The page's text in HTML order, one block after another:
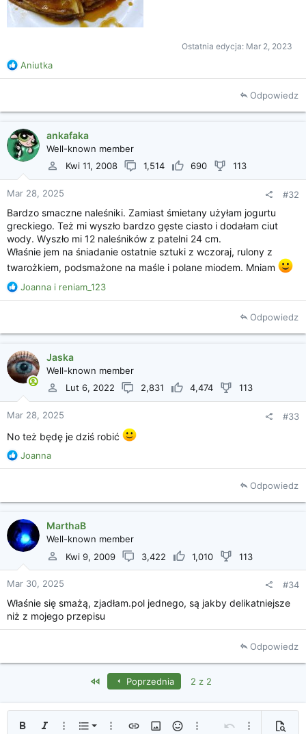
Ostatnia edycja: Mar 2, 2023
R
e
c
e
:
Aniutka
Odpowiedz
ankafaka
Well-known member
Kwi 11, 2008
1,514 690 113
Mar 28, 2025 #32
Bardzo smaczne naleśniki. Zamiast śmietany użyłam jogurtu
greckiego. Też mi wyszło bardzo gęste ciasto i dodałam ciut
wody. Wyszło mi 12 naleśników z patelni 24 cm.
Właśnie jem na śniadanie ostatnie sztuki z wczoraj, rulony z
twarożkiem, podsmażone na maśle i polane miodem. Mniam
R
e
c
e
:
Joanna i reniam_123
Odpowiedz
Jaska
Well-known member
Lut 6, 2022
2,831 4,474 113
Mar 28, 2025 #33
No też będę je dziś robić
R
e
c
e
:
Joanna
Odpowiedz
MarthaB
Well-known member
Kwi 9, 2009
3,422 1,010 113
Mar 30, 2025 #34
Właśnie się smażą, zjadłam.pol jednego, są jakby delikatniejsze
niż z mojego przepisu
Odpowiedz
First Poprzednia 2 z 2
Pogrubienie
KursywaWięcej opcji...
Lista
Uporządkowana lista
Więcej opcji...
Wprowadź link
Wprowadź obrazek
UśmieszkiWięcej opcji...
CofnijWięcej opcji...